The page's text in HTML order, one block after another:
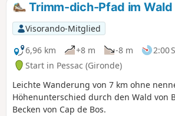
Trimm-dich-Pfad im Wald
Visorando-Mitglied
6,96 km
+8 m -8 m 2:00
Start in Pessac (Gironde)
Leichte Wanderung von 7 km ohne
Höhenunterschied durch den Wald von
Becken von Cap de Bos.